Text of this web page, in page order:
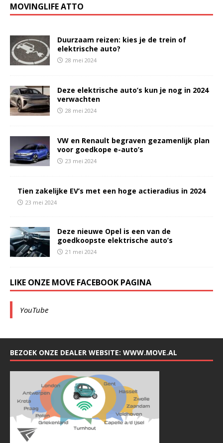
MOVINGLIFE ATTO
Duurzaam reizen: kies je de trein of
elektrische auto?
28 mei 2024
Deze elektrische auto’s kun je nog in 2024
verwachten
28 mei 2024
VW en Renault begraven gezamenlijk plan
voor goedkope e-auto’s
23 mei 2024
Tien zakelijke EV’s met een hoge actieradius in 2024
23 mei 2024
Deze nieuwe Opel is een van de
goedkoopste elektrische auto’s
21 mei 2024
LIKE ONZE MOVE FACEBOOK PAGINA
YouTube
BEZOEK ONZE DEALER WEBSITE: WWW.MOVE.AL